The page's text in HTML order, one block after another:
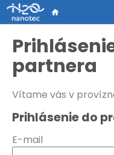
Prejsť
partnera
Vítame vás v
Prihlásenie do
E-mail
K
Č
o
p
o
t
r
e
b